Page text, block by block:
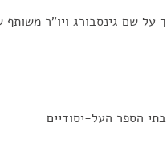
על שם גינסבורג ויו"ר משותף
בתי הספר העל-יסודיים